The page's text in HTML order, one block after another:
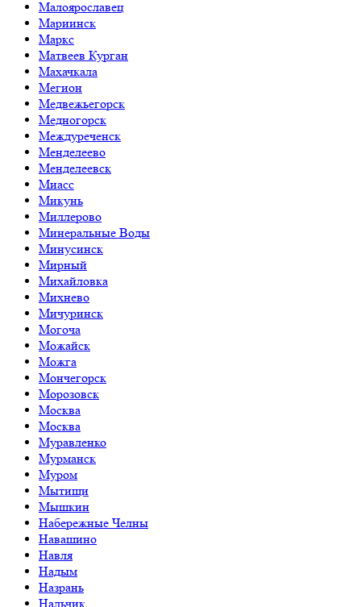
Малоярославец
Мариинск
Маркс
Матвеев Курган
Махачкала
Мегион
Медвежьегорск
Медногорск
Междуреченск
Менделеево
Менделеевск
Миасс
Микунь
Миллерово
Минеральные Воды
Минусинск
Мирный
Михайловка
Михнево
Мичуринск
Могоча
Можайск
Можга
Мончегорск
Морозовск
Москва
Москва
Муравленко
Мурманск
Муром
Мытищи
Мышкин
Набережные Челны
Навашино
Навля
Надым
Назрань
Нальчик